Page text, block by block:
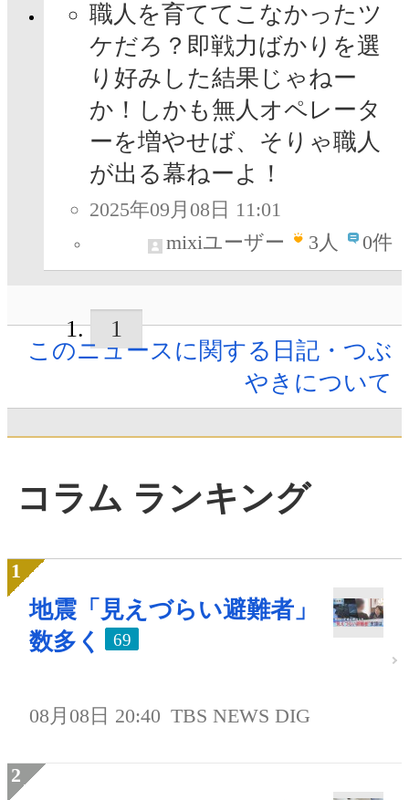
職人を育ててこなかったツ
ケだろ？即戦力ばかりを選
り好みした結果じゃねー
か！しかも無人オペレータ
ーを増やせば、そりゃ職人
が出る幕ねーよ！
2025年09月08日 11:01
mixiユーザー
3人 0件
1
このニュースに関する日記・つぶ
やきについて
コラム ランキング
地震「見えづらい避難者」
数多く
69
08月08日 20:40 TBS NEWS DIG